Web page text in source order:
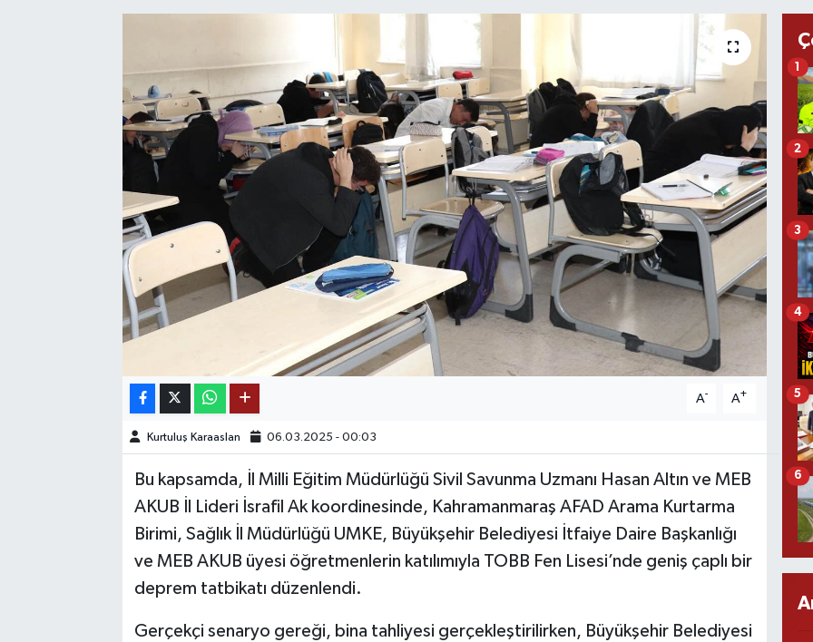
A- A+
Kurtuluş Karaaslan 06.03.2025 - 00:03
Bu kapsamda, İl Milli Eğitim Müdürlüğü Sivil Savunma Uzmanı Hasan Altın ve MEB
AKUB İl Lideri İsrafil Ak koordinesinde, Kahramanmaraş AFAD Arama Kurtarma
Birimi, Sağlık İl Müdürlüğü UMKE, Büyükşehir Belediyesi İtfaiye Daire Başkanlığı
ve MEB AKUB üyesi öğretmenlerin katılımıyla TOBB Fen Lisesi’nde geniş çaplı bir
deprem tatbikatı düzenlendi.
Gerçekçi senaryo gereği, bina tahliyesi gerçekleştirilirken, Büyükşehir Belediyesi
1
2
3
4
5
6
KÜLTÜR SANAT